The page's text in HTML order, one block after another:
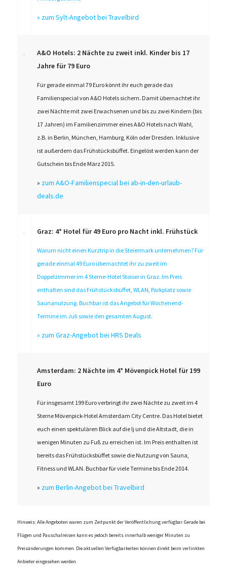
» zum Sylt-Angebot bei Travelbird
A&O Hotels: 2 Nächte zu zweit inkl. Kinder bis 17
Jahre für 79 Euro
Für gerade einmal 79 Euro könnt ihr euch gerade das
Familienspecial von A&O Hotels sichern. Damit übernachtet ihr
zwei Nächte mit zwei Erwachsenen und bis zu zwei Kindern (bis
17 Jahren) im Familienzimmer eines A&O Hotels nach Wahl,
z.B. in Berlin, München, Hamburg, Köln oder Dresden. Inklusive
ist außerdem das Frühstücksbüffet. Eingelöst werden kann der
Gutschein bis Ende März 2015.
» zum A&O-Familienspecial bei ab-in-den-urlaub-
deals.de
Graz: 4* Hotel für 49 Euro pro Nacht inkl. Frühstück
Warum nicht einen Kurztrip in die Steiermark unternehmen? Für
gerade einmal 49 Euro übernachtet ihr zu zweit im
Doppelzimmer im 4 Sterne-Hotel Stoiser in Graz. Im Preis
enthalten sind das Frühstücksbüffet, WLAN, Parkplatz sowie
Saunanutzung. Buchbar ist das Angebot für Wochenend-
Termine im Juli sowie den gesamten August.
» zum Graz-Angebot bei HRS Deals
Amsterdam: 2 Nächte im 4* Mövenpick Hotel für 199
Euro
Für insgesamt 199 Euro verbringt ihr zwei Nächte zu zweit im 4
Sterne Mövenpick-Hotel Amsterdam City Centre. Das Hotel bietet
euch einen spektulären Blick auf die Ij und die Altstadt, die in
wenigen Minuten zu Fuß zu erreichen ist. Im Preis enthalten ist
bereits das Frühstücksbüffet sowie die Nutzung von Sauna,
Fitness und WLAN. Buchbar für viele Termine bis Ende 2014.
» zum Berlin-Angebot bei Travelbird
Hinweis: Alle Angeboten waren zum Zeitpunkt der Veröffentlichung verfügbar. Gerade bei
Flügen und Pauschalreisen kann es jedoch bereits innerhalb weniger Minuten zu
Preisänderungen kommen. Die aktuellen Verfügbarkeiten können direkt beim verlinkten
Anbieter eingesehen werden.